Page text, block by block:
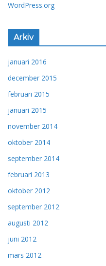
WordPress.org
Arkiv
januari 2016
december 2015
februari 2015
januari 2015
november 2014
oktober 2014
september 2014
februari 2013
oktober 2012
september 2012
augusti 2012
juni 2012
mars 2012